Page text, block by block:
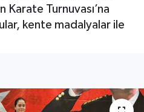
Karate Turnuvası’na
kente madalyalar ile